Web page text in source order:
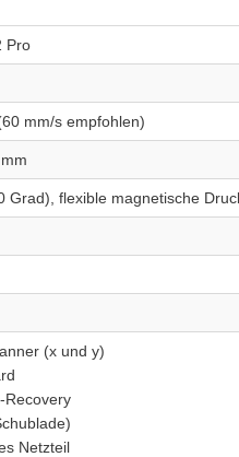
Pro
mm/s empfohlen)
Grad), flexible magnetische
(x und y)
Recovery
Netzteil